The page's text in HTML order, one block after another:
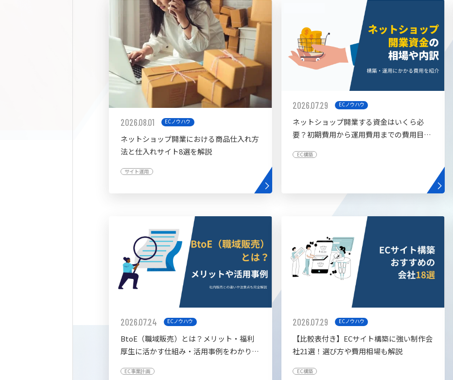
2026.08.01 ECノウハウ
ネットショップ開業における商品仕入れ方
法と仕入れサイト8選を解説
サイト運用
2026.07.29 ECノウハウ
ネットショップ開業する資金はいくら必
要？初期費用から運用費用までの費用目安
EC構築
2026.07.24 ECノウハウ
BtoE（職域販売）とは？メリット・福利
厚生に活かす仕組み・活用事例をわかりや
EC事業計画
2026.07.29 ECノウハウ
【比較表付き】ECサイト構築に強い制作会
社21選！選び方や費用相場も解説
EC構築